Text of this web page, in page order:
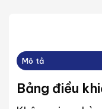
Mô tả
Bảng điều